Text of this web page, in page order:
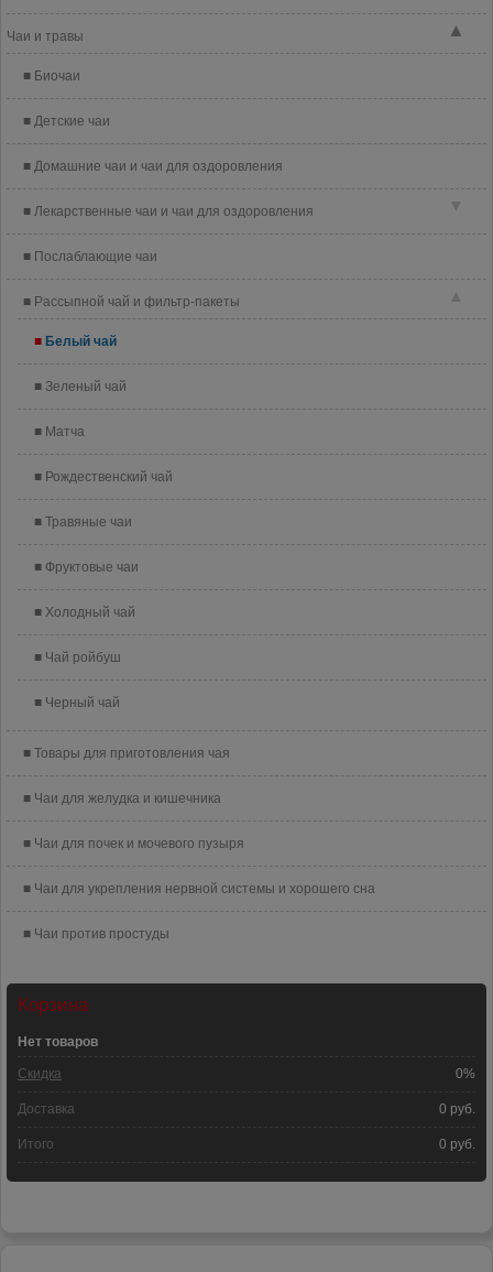
▲
Чаи и травы
Биочаи
Детские чаи
Домашние чаи и чаи для оздоровления
▼
Лекарственные чаи и чаи для оздоровления
Послаблающие чаи
▲
Рассыпной чай и фильтр-пакеты
Белый чай
Зеленый чай
Матча
Рождественский чай
Травяные чаи
Фруктовые чаи
Холодный чай
Чай ройбуш
Черный чай
Товары для приготовления чая
Чаи для желудка и кишечника
Чаи для почек и мочевого пузыря
Чаи для укрепления нервной системы и хорошего сна
Чаи против простуды
Корзина
Нет товаров
Скидка 0%
Доставка 0 руб.
Итого 0 руб.